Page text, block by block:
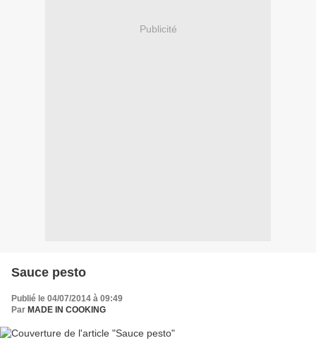
Publicité
Sauce pesto
Publié le 04/07/2014 à 09:49
Par MADE IN COOKING